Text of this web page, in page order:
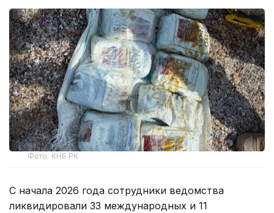
Фото: КНБ РК
С начала 2026 года сотрудники ведомства
ликвидировали 33 международных и 11